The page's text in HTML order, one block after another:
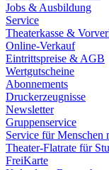
Jobs & Ausbildung
Service
Theaterkasse &
Online-Verkauf
Eintrittspreise & AGB
Wertgutscheine
Abonnements
Druckerzeugnisse
Newsletter
Gruppenservice
Service für Menschen
Theater-Flatrate für
FreiKarte